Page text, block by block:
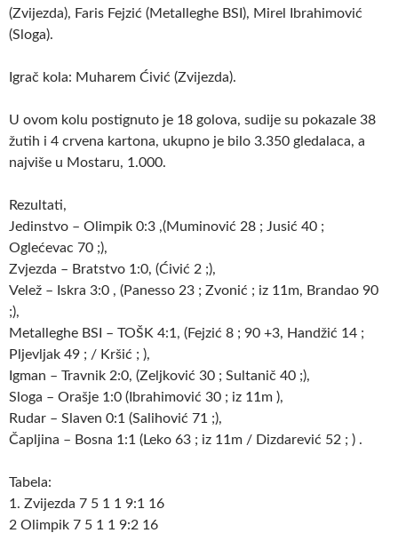
(Zvijezda), Faris Fejzić (Metalleghe BSI), Mirel Ibrahimović
(Sloga).
Igrač kola: Muharem Ćivić (Zvijezda).
U ovom kolu postignuto je 18 golova, sudije su pokazale 38
žutih i 4 crvena kartona, ukupno je bilo 3.350 gledalaca, a
najviše u Mostaru, 1.000.
Rezultati,
Jedinstvo – Olimpik 0:3 ,(Muminović 28 ; Jusić 40 ;
Oglećevac 70 ;),
Zvjezda – Bratstvo 1:0, (Ćivić 2 ;),
Velež – Iskra 3:0 , (Panesso 23 ; Zvonić ; iz 11m, Brandao 90
;),
Metalleghe BSI – TOŠK 4:1, (Fejzić 8 ; 90 +3, Handžić 14 ;
Pljevljak 49 ; / Kršić ; ),
Igman – Travnik 2:0, (Zeljković 30 ; Sultanič 40 ;),
Sloga – Orašje 1:0 (Ibrahimović 30 ; iz 11m ),
Rudar – Slaven 0:1 (Salihović 71 ;),
Čapljina – Bosna 1:1 (Leko 63 ; iz 11m / Dizdarević 52 ; ) .
Tabela:
1. Zvijezda 7 5 1 1 9:1 16
2 Olimpik 7 5 1 1 9:2 16